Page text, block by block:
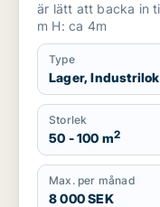
är lätt att backa in
m H: ca 4m
Type
Lager,
Storlek
50 - 100 m2
Max. per månad
8 000 SEK